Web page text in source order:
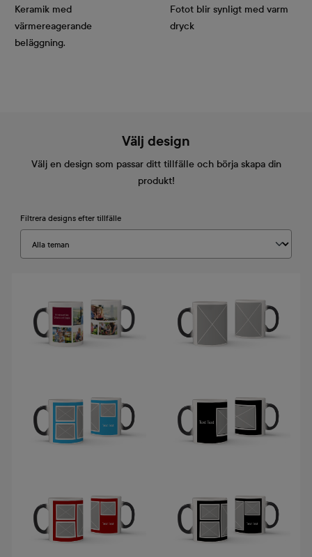
Keramik med
värmereagerande
beläggning.
Fotot blir synligt med varm
dryck
Välj design
Välj en design som passar ditt tillfälle och börja skapa din
produkt!
Filtrera designs efter tillfälle